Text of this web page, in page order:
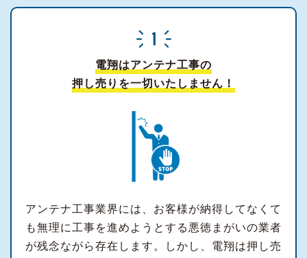
電翔はアンテナ工事の
押し売りを一切いたしません！
アンテナ工事業界には、お客様が納得してなくて
も無理に工事を進めようとする悪徳まがいの業者
が残念ながら存在します。しかし、電翔は押し売